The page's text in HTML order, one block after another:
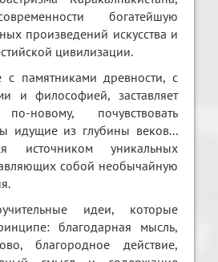
богатейшую
произведений искусства и
цивилизации.
с памятниками древности, с
и философией, заставляет
новому, почувствовать
идущие из глубины веков...
источником уникальных
собой необычайную
идеи, которые
благодарная мысль,
благородное действие,